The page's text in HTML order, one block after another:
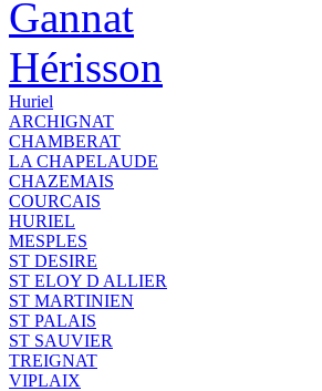
Gannat
Hérisson
Huriel
ARCHIGNAT
CHAMBERAT
LA CHAPELAUDE
CHAZEMAIS
COURCAIS
HURIEL
MESPLES
ST DESIRE
ST ELOY D ALLIER
ST MARTINIEN
ST PALAIS
ST SAUVIER
TREIGNAT
VIPLAIX